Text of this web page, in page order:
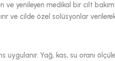
ve yenileyen medikal bir cilt
ve cilde özel solüsyonlar verilerek
uygulanır. Yağ, kas, su oranı